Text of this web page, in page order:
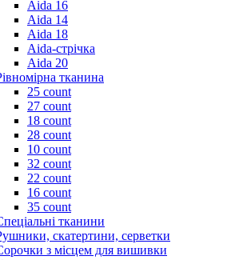
Aida 16
Aida 14
Aida 18
Aida-стрічка
Aida 20
тканина
25 count
27 count
18 count
28 count
10 count
32 count
22 count
16 count
35 count
тканини
скатертини, серветки
з місцем для вишивки